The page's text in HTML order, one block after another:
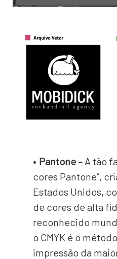
Pantone – A tão
cores Pantone”,
Estados Unidos,
de cores de alta
reconhecido
o CMYK é o
impressão da